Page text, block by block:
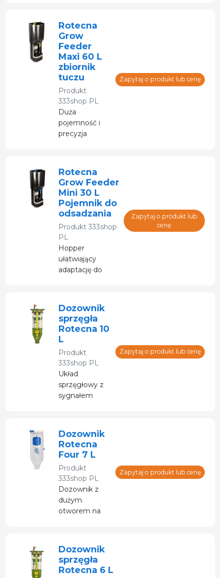
Rotecna
Grow
Feeder
Maxi 60 L
zbiornik
tuczu
Produkt
333shop PL
Duża
pojemność i
precyzja
Możliwość
wody po prawej
lub lewej
stronie
Zapytaj o produkt lub cenę
Rotecna
Grow Feeder
Mini 30 L
Pojemnik do
odsadzania
Produkt 333shop
PL
Hopper
ułatwiający
adaptację do
zastosowaniu
systemu
suchego/mokrego.
Zapytaj o produkt lub
cenę
Dozownik
sprzęgła
Rotecna 10
L
Produkt
333shop PL
Układ
sprzęgłowy z
sygnałem
indywidualnie
dezaktywuje
spadek
dopływu.
Zapytaj o produkt lub cenę
Dozownik
Rotecna
Four 7 L
Produkt
333shop PL
Dozownik z
dużym
otworem na
czyszczenia.
Zapytaj o produkt lub cenę
Dozownik
sprzęgła
Rotecna 6 L